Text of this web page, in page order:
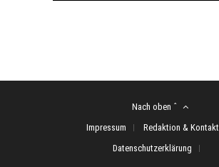
Nach oben ˆ
Impressum
Redaktion & Kontakt
Datenschutzerklärung